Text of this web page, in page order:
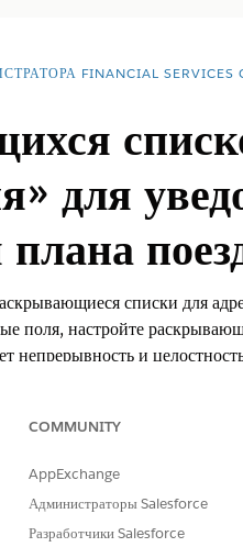
FINANCIAL SERVICES
для
списки для
поля, настройте
непрерывность и
COMMUNITY
AppExchange
Администраторы Salesforce
Разработчики Salesforce